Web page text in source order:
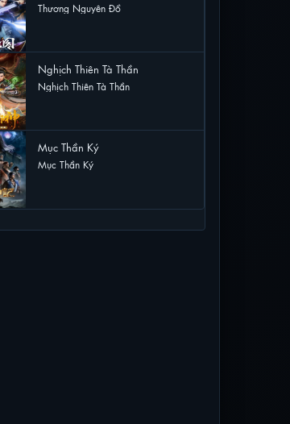
Thương Nguyên Đồ
Nghịch Thiên Tà Thần
Nghịch Thiên Tà Thần
Mục Thần Ký
Mục Thần Ký